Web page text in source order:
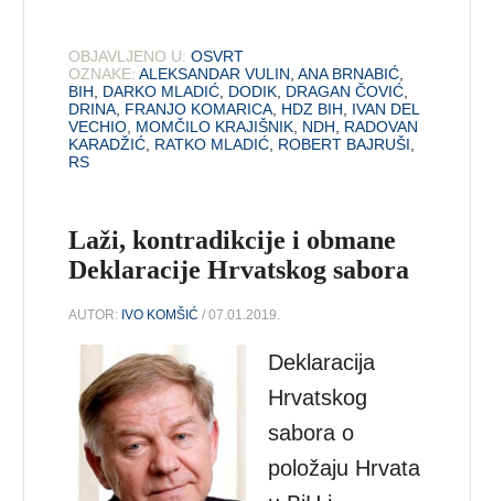
OBJAVLJENO U: OSVRT
OZNAKE: ALEKSANDAR VULIN,ANA BRNABIĆ,
BIH, DARKO MLADIĆ, DODIK, DRAGAN ČOVIĆ,
DRINA, FRANJO KOMARICA, HDZ BIH, IVAN DEL
VECHIO, MOMČILO KRAJIŠNIK, NDH, RADOVAN
KARADŽIĆ, RATKO MLADIĆ, ROBERT BAJRUŠI,
RS
Laži, kontradikcije i obmane
Deklaracije Hrvatskog sabora
AUTOR: IVO KOMŠIĆ / 07.01.2019.
Deklaracija
Hrvatskog
sabora o
položaju Hrvata